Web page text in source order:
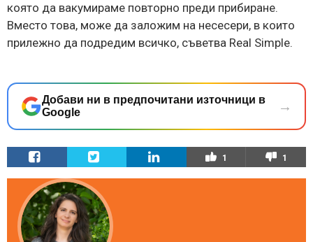
която да вакумираме повторно преди прибиране.
Вместо това, може да заложим на несесери, в които
прилежно да подредим всичко, съветва Real Simple.
Добави ни в предпочитани източници в
Google
→
1 1